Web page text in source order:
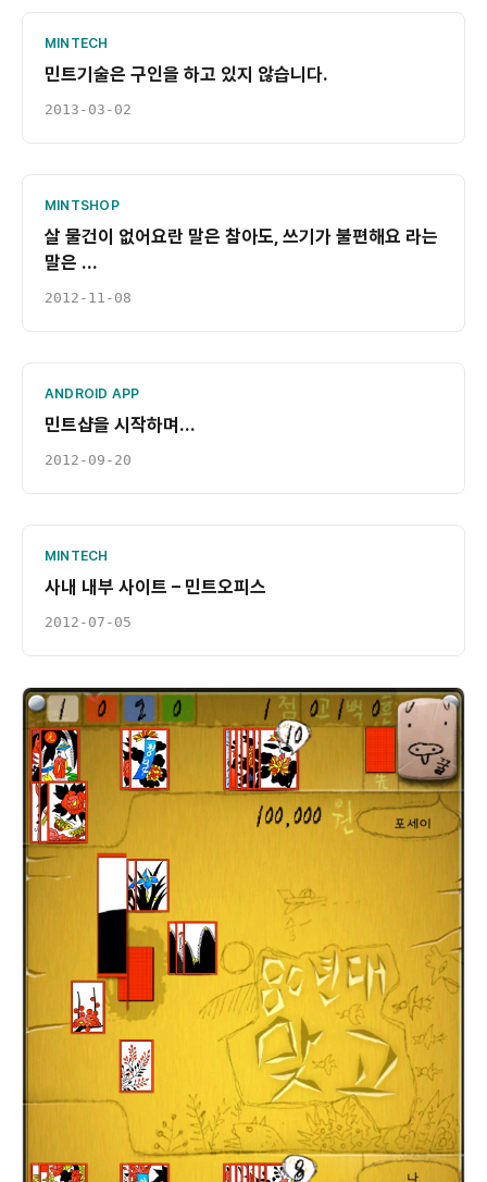
MINTECH
민트기술은 구인을 하고 있지 않습니다.
2013-03-02
MINTSHOP
살 물건이 없어요란 말은 참아도, 쓰기가 불편해요 라는
말은 …
2012-11-08
ANDROID APP
민트샵을 시작하며…
2012-09-20
MINTECH
사내 내부 사이트 – 민트오피스
2012-07-05